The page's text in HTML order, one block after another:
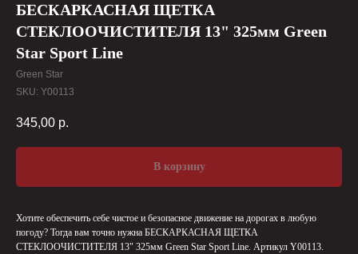
БЕСКАРКАСНАЯ ЩЕТКА
СТЕКЛООЧИСТИТЕЛЯ 13" 325мм Green
Star Sport Line
Green Star
SKU: Y00113
345,00 р.
В корзину
Хотите обеспечить себе чистое и безопасное движение на дорогах в любую
погоду? Тогда вам точно нужна БЕСКАРКАСНАЯ ЩЕТКА
СТЕКЛООЧИСТИТЕЛЯ 13" 325мм Green Star Sport Line. Артикул Y00113.